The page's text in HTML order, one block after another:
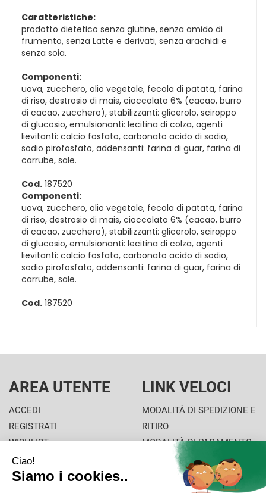
Caratteristiche:
prodotto dietetico senza glutine, senza amido di
frumento, senza Latte e derivati, senza arachidi e
senza soia.
Componenti:
uova, zucchero, olio vegetale, fecola di patata, farina
di riso, destrosio di mais, cioccolato 6% (cacao, burro
di cacao, zucchero), stabilizzanti: glicerolo, sciroppo
di glucosio, emulsionanti: lecitina di colza, agenti
lievitanti: calcio fosfato, carbonato acido di sodio,
sodio pirofosfato, addensanti: farina di guar, farina di
carrube, sale.
Cod. 187520
Componenti:
uova, zucchero, olio vegetale, fecola di patata, farina
di riso, destrosio di mais, cioccolato 6% (cacao, burro
di cacao, zucchero), stabilizzanti: glicerolo, sciroppo
di glucosio, emulsionanti: lecitina di colza, agenti
lievitanti: calcio fosfato, carbonato acido di sodio,
sodio pirofosfato, addensanti: farina di guar, farina di
carrube, sale.
Cod. 187520
AREA UTENTE
ACCEDI
REGISTRATI
WISHLIST
ISCRIZIONE ALLA
NEWSLETTER
LINK VELOCI
MODALITÀ DI SPEDIZIONE E
RITIRO
MODALITÀ DI PAGAMENTO
INFORMATIVA PRIVACY
CONDIZIONI DI VENDITA